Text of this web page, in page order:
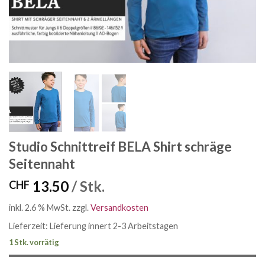
Studio Schnittreif BELA Shirt schräge
Seitennaht
CHF 13.50/ Stk.
inkl. 2.6 % MwSt. zzgl.Versandkosten
Lieferzeit: Lieferung innert 2-3 Arbeitstagen
1 Stk. vorrätig